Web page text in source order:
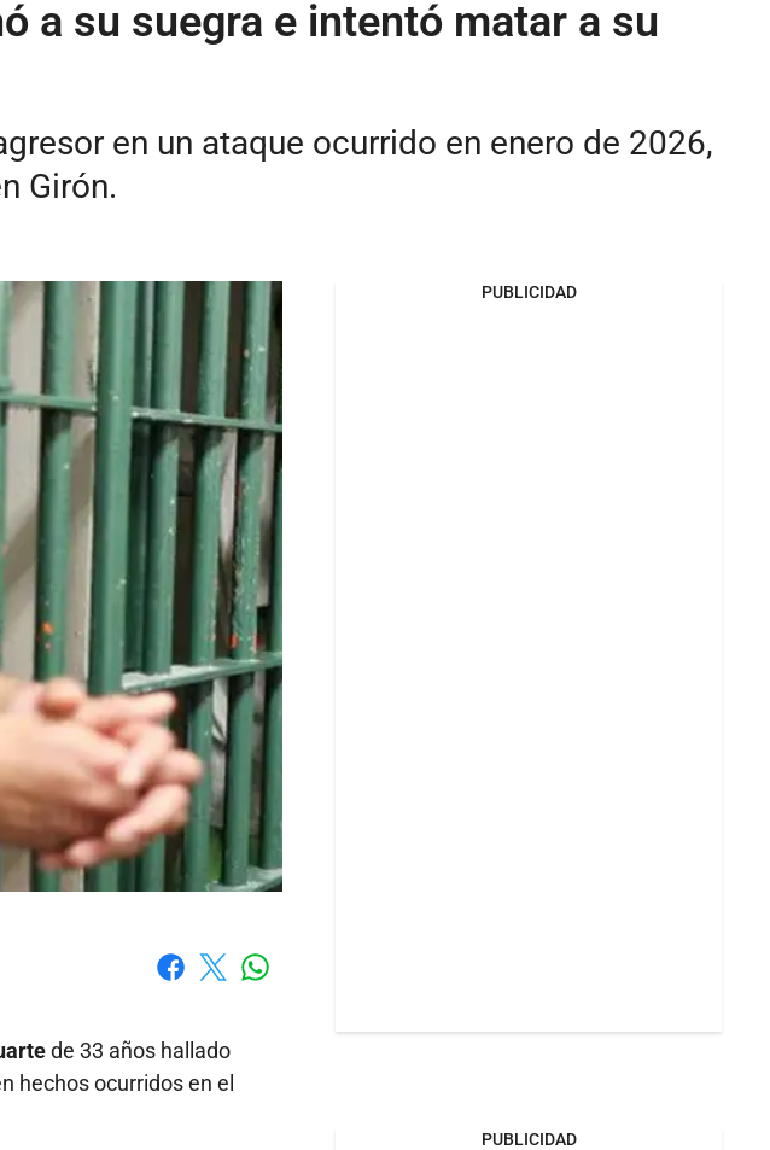
a su suegra e intentó matar a su
en un ataque ocurrido en enero de 2026,
Girón.
de 33 años hallado
hechos ocurridos en el
PUBLICIDAD
PUBLICIDAD